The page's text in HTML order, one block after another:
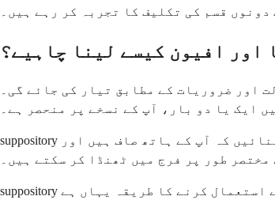
قسم کی تکلیف کا تجربہ کر رہے ہیں۔
اور افیون کیسے لینا چاہیے؟
اور ضروریات کے مطابق تیار کی جائے گی۔
ایک یا دو بار، آپ کے نسخے پر منحصر ہے۔
suppository داخل کرنے سے پہلے، یقینی بنائیں کہ آپ کے ہاتھ صاف ہیں اور suppository کمرے کے درجہ حرارت پر ہے۔ اگر یہ گرمی کی وجہ سے بہت نرم ہے، تو آپ اسے داخل کرنا
مختصر طور پر فرج میں ٹھنڈا کر سکتے ہیں۔